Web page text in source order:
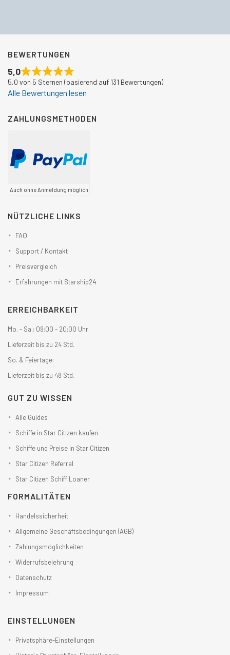
BEWERTUNGEN
5,0
5,0 von 5 Sternen (basierend auf 131 Bewertungen)
Alle Bewertungen lesen
ZAHLUNGSMETHODEN
Auch ohne Anmeldung möglich
NÜTZLICHE LINKS
FAQ
Support / Kontakt
Preisvergleich
Erfahrungen mit Starship24
ERREICHBARKEIT
Mo. - Sa.: 09:00 - 20:00 Uhr
Lieferzeit bis zu 24 Std.
So. & Feiertage:
Lieferzeit bis zu 48 Std.
GUT ZU WISSEN
Alle Guides
Schiffe in Star Citizen kaufen
Schiffe und Preise in Star Citizen
Star Citizen Referral
Star Citizen Schiff Loaner
FORMALITÄTEN
Handelssicherheit
Allgemeine Geschäftsbedingungen (AGB)
Zahlungsmöglichkeiten
Widerrufsbelehrung
Datenschutz
Impressum
EINSTELLUNGEN
Privatsphäre-Einstellungen